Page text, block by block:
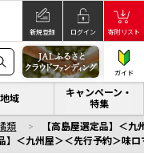
新規登録 ログイン 寄附リスト
ガイド
地域
キャンペーン・
特集
類
【高島屋選定品】＜
】＜九州屋＞＜先行予約＞味